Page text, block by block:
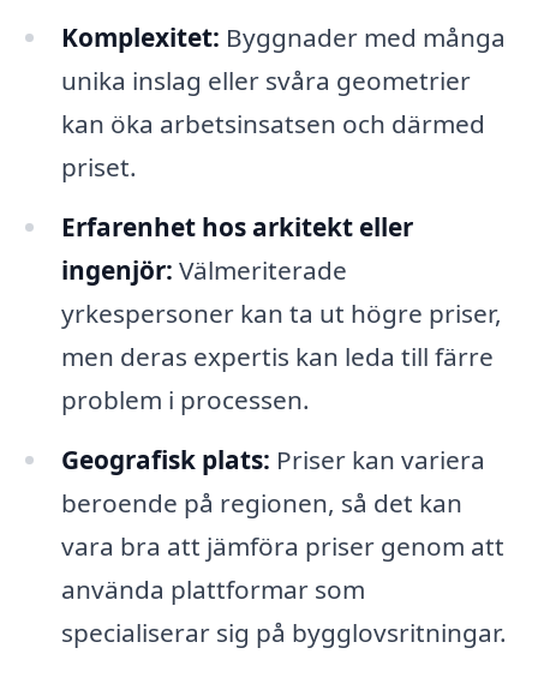
Komplexitet: Byggnader med många
unika inslag eller svåra geometrier
kan öka arbetsinsatsen och därmed
priset.
Erfarenhet hos arkitekt eller
ingenjör: Välmeriterade
yrkespersoner kan ta ut högre priser,
men deras expertis kan leda till färre
problem i processen.
Geografisk plats: Priser kan variera
beroende på regionen, så det kan
vara bra att jämföra priser genom att
använda plattformar som
specialiserar sig på bygglovsritningar.